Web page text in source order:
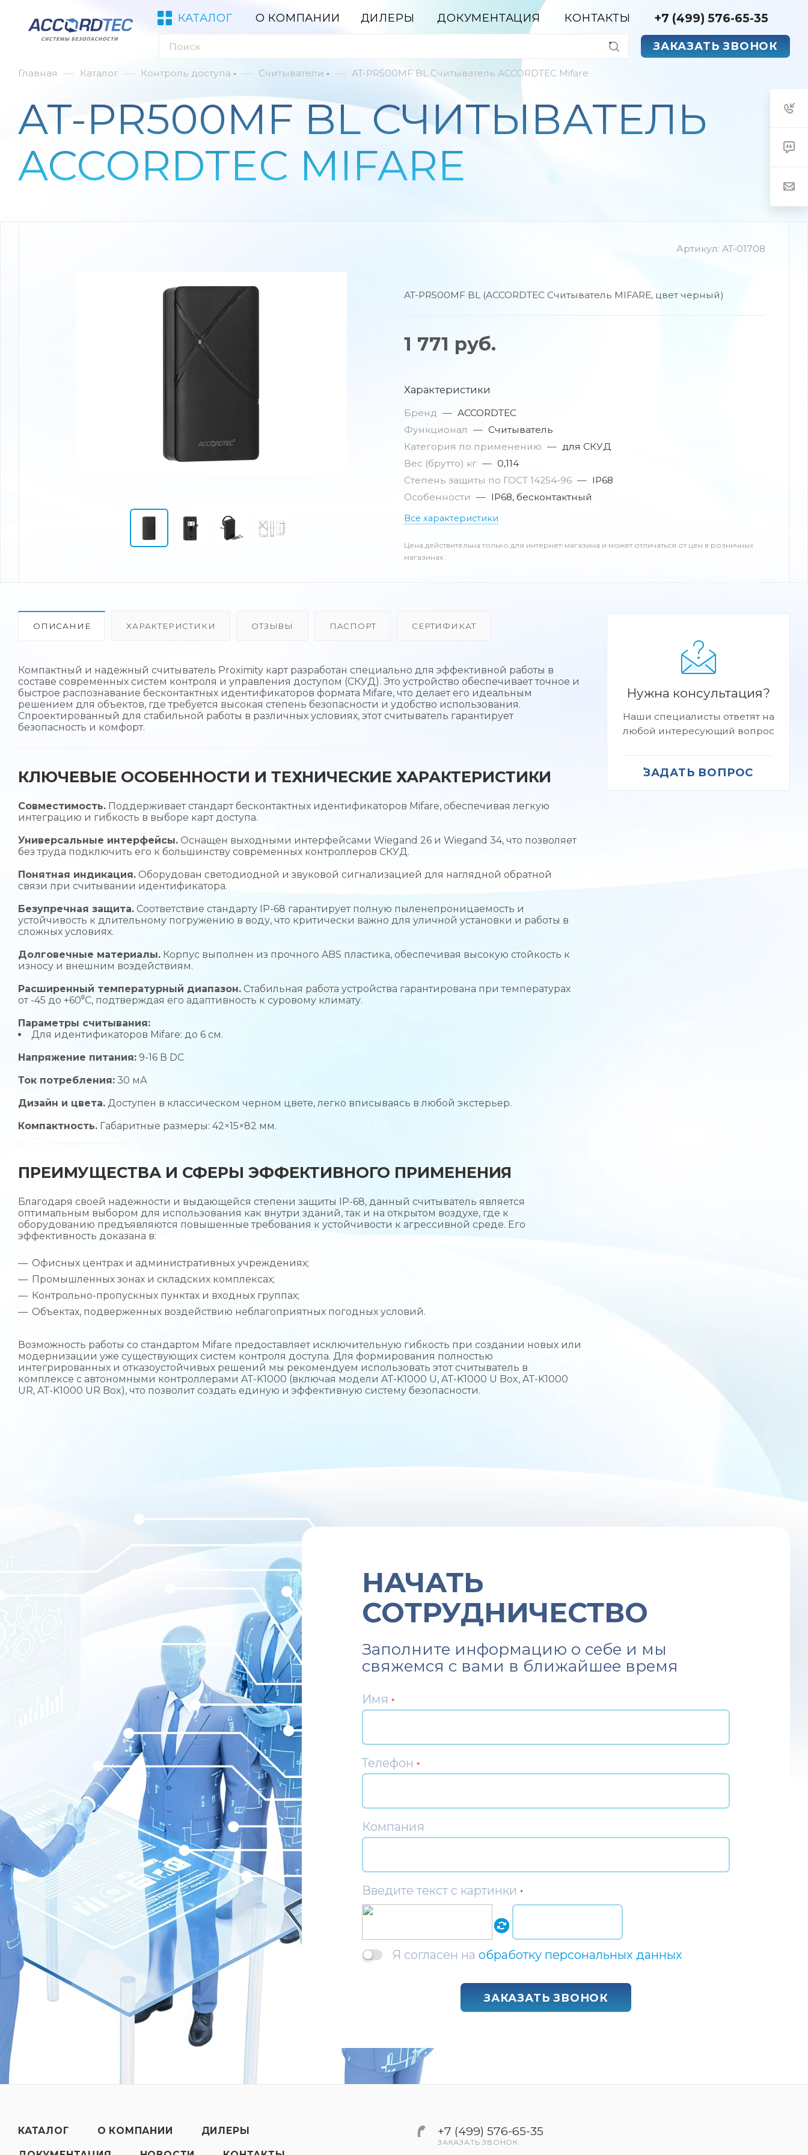
+7 (499) 576-65-35
ЗАКАЗАТЬ ЗВОНОК
КАТАЛОГ О КОМПАНИИ ДИЛЕРЫ ДОКУМЕНТАЦИЯ КОНТАКТЫ
Главная — Каталог — Контроль доступа — Считыватели — AT-PR500MF BL Считыватель ACCORDTEC Mifare
AT-PR500MF BL СЧИТЫВАТЕЛЬ
ACCORDTEC MIFARE
Артикул: AT-01708
AT-PR500MF BL (ACCORDTEC Считыватель MIFARE, цвет черный)
1 771 руб.
Характеристики
Бренд — ACCORDTEC
Функционал — Считыватель
Категория по применению — для СКУД
Вес (брутто) кг — 0,114
Степень защиты по ГОСТ 14254-96 — IP68
Особенности — IP68, бесконтактный
Все характеристики
Цена действительна только для интернет-магазина и может отличаться от цен в розничных
магазинах .
ОПИСАНИЕ ХАРАКТЕРИСТИКИ ОТЗЫВЫ ПАСПОРТ СЕРТИФИКАТ
Компактный и надежный считыватель Proximity карт разработан специально для эффективной работы в
составе современных систем контроля и управления доступом (СКУД). Это устройство обеспечивает точное и
быстрое распознавание бесконтактных идентификаторов формата Mifare, что делает его идеальным
решением для объектов, где требуется высокая степень безопасности и удобство использования.
Спроектированный для стабильной работы в различных условиях, этот считыватель гарантирует
безопасность и комфорт.
КЛЮЧЕВЫЕ ОСОБЕННОСТИ И ТЕХНИЧЕСКИЕ ХАРАКТЕРИСТИКИ
Совместимость. Поддерживает стандарт бесконтактных идентификаторов Mifare, обеспечивая легкую
интеграцию и гибкость в выборе карт доступа.
Универсальные интерфейсы. Оснащен выходными интерфейсами Wiegand 26 и Wiegand 34, что позволяет
без труда подключить его к большинству современных контроллеров СКУД.
Понятная индикация. Оборудован светодиодной и звуковой сигнализацией для наглядной обратной
связи при считывании идентификатора.
Безупречная защита. Соответствие стандарту IP-68 гарантирует полную пыленепроницаемость и
устойчивость к длительному погружению в воду, что критически важно для уличной установки и работы в
сложных условиях.
Долговечные материалы. Корпус выполнен из прочного ABS пластика, обеспечивая высокую стойкость к
износу и внешним воздействиям.
Расширенный температурный диапазон. Стабильная работа устройства гарантирована при температурах
от -45 до +60⁰С, подтверждая его адаптивность к суровому климату.
Параметры считывания:
Для идентификаторов Mifare: до 6 см.
Напряжение питания: 9-16 В DC
Ток потребления: 30 мА
Дизайн и цвета. Доступен в классическом черном цвете, легко вписываясь в любой экстерьер.
Компактность. Габаритные размеры: 42×15×82 мм.
ПРЕИМУЩЕСТВА И СФЕРЫ ЭФФЕКТИВНОГО ПРИМЕНЕНИЯ
Благодаря своей надежности и выдающейся степени защиты IP-68, данный считыватель является
оптимальным выбором для использования как внутри зданий, так и на открытом воздухе, где к
оборудованию предъявляются повышенные требования к устойчивости к агрессивной среде. Его
эффективность доказана в:
Офисных центрах и административных учреждениях;
Промышленных зонах и складских комплексах;
Контрольно-пропускных пунктах и входных группах;
Объектах, подверженных воздействию неблагоприятных погодных условий.
Возможность работы со стандартом Mifare предоставляет исключительную гибкость при создании новых или
модернизации уже существующих систем контроля доступа. Для формирования полностью
интегрированных и отказоустойчивых решений мы рекомендуем использовать этот считыватель в
комплексе с автономными контроллерами AT-K1000 (включая модели AT-K1000 U, AT-K1000 U Box, AT-K1000
UR, AT-K1000 UR Box), что позволит создать единую и эффективную систему безопасности.
Нужна консультация?
Наши специалисты ответят на
любой интересующий вопрос
ЗАДАТЬ ВОПРОС
НАЧАТЬ
СОТРУДНИЧЕСТВО
Заполните информацию о себе и мы
свяжемся с вами в ближайшее время
Имя *
Телефон *
Компания
Введите текст с картинки *
Я согласен на обработку персональных данных
ЗАКАЗАТЬ ЗВОНОК
КАТАЛОГ О КОМПАНИИ ДИЛЕРЫ +7 (499) 576-65-35
ЗАКАЗАТЬ ЗВОНОК